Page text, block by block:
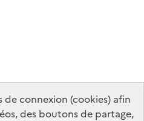
info.gouv.fr
connexion (cookies) afin
des boutons de partage,